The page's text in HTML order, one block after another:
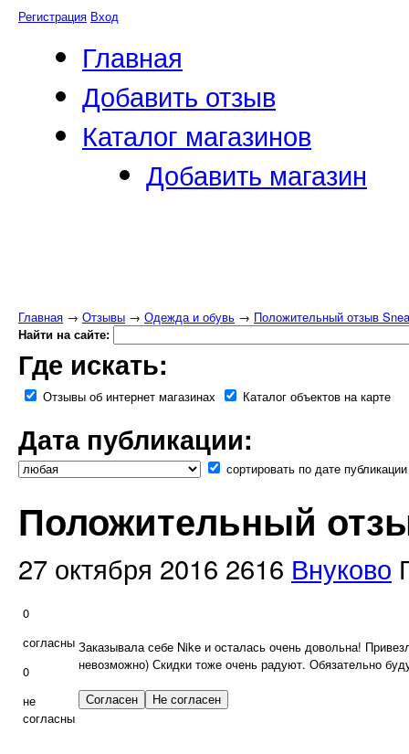
Регистрация Вход
Главная
Добавить отзыв
Каталог магазинов
Добавить магазин
Главная → Отзывы → Одежда и обувь → Положительный отзыв
Найти на сайте:
Где искать:
Отзывы об интернет магазинах Каталог объектов на карте
Дата публикации:
сортировать по дате публикации
Положительный
27 октября 2016 2616 Внуково
0
согласны
0
не
согласны
Заказывала себе Nike и осталась очень довольна!
невозможно) Скидки тоже очень радуют. Обязательно